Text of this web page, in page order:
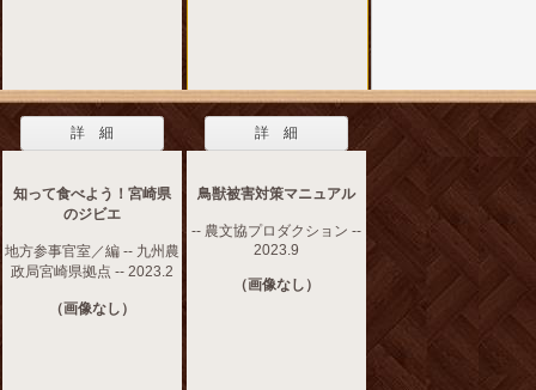
詳 細
知って食べよう！宮崎県
のジビエ
地方参事官室／編 -- 九州農
政局宮崎県拠点 -- 2023.2
（画像なし）
詳 細
鳥獣被害対策マニュアル
-- 農文協プロダクション --
2023.9
（画像なし）